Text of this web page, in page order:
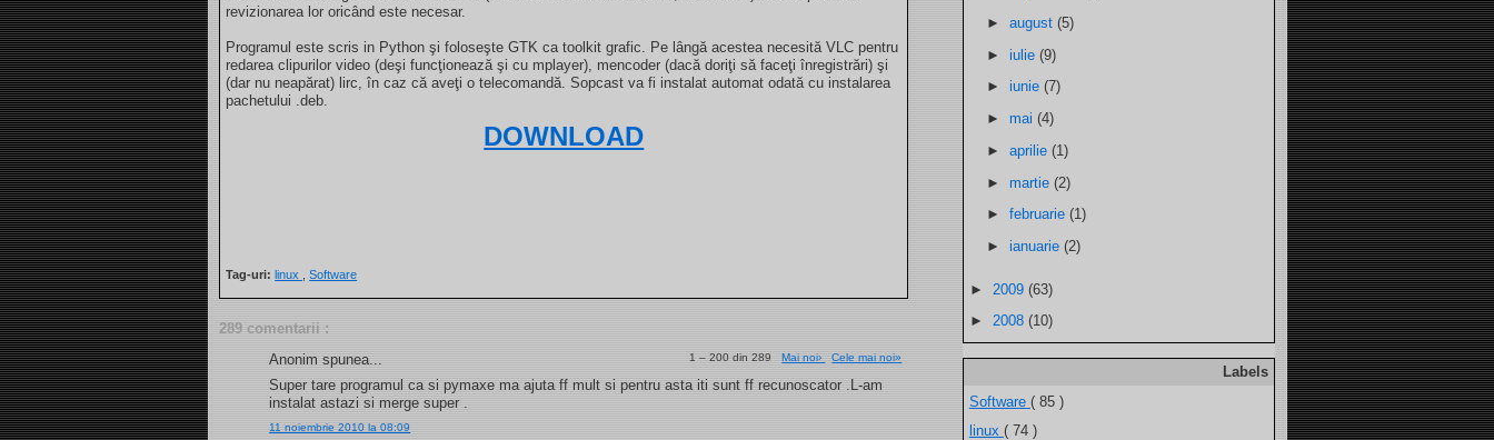
revizionarea lor oricând este necesar.
Programul este scris in Python şi foloseşte GTK ca toolkit grafic. Pe lângă acestea necesită VLC pentru
redarea clipurilor video (deşi funcţionează şi cu mplayer), mencoder (dacă doriţi să faceţi înregistrări) şi
(dar nu neapărat) lirc, în caz că aveţi o telecomandă. Sopcast va fi instalat automat odată cu instalarea
pachetului .deb.
DOWNLOAD
Tag-uri: linux ,Software
289 comentarii :
1 – 200 din 289Mai noi› Cele mai noi»
Anonim spunea...
Super tare programul ca si pymaxe ma ajuta ff mult si pentru asta iti sunt ff recunoscator .L-am
instalat astazi si merge super .
11 noiembrie 2010 la 08:09
►august(5)
►iulie(9)
►iunie(7)
►mai(4)
►aprilie(1)
►martie(2)
►februarie(1)
►ianuarie(2)
► 2009 (63)
► 2008 (10)
Labels
Software ( 85 )
linux ( 74 )